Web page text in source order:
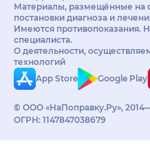
Материалы, размещённые на
постановки диагноза и
Имеются противопоказания.
специалиста.
О деятельности,
технологий
App Store
Google Play
© ООО «НаПоправку.Ру»,
ОГРН: 1147847038679